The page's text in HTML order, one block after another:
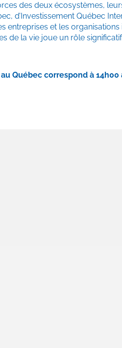
des deux écosystèmes,
d’Investissement Québec
entreprises et les
de la vie joue un rôle
Québec correspond à 14h00